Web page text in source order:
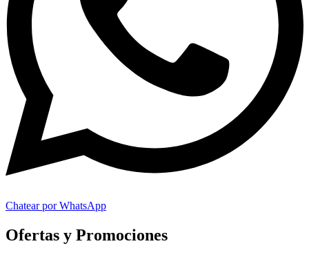
Chatear por WhatsApp
Ofertas y Promociones